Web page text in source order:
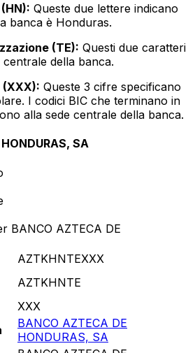
Queste due lettere indicano
banca è Honduras.
(TE): Questi due caratteri
della banca.
Queste 3 cifre specificano
I codici BIC che terminano in
alla sede centrale della banca.
SA
BANCO AZTECA DE
AZTKHNTEXXX
AZTKHNTE
XXX
BANCO AZTECA DE
HONDURAS, SA